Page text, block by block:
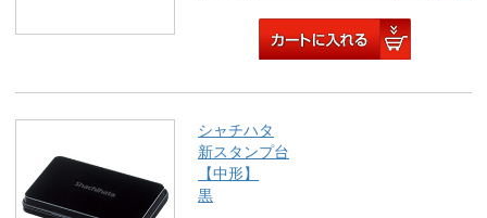
シャチハタ
新スタンプ台
【中形】
黒